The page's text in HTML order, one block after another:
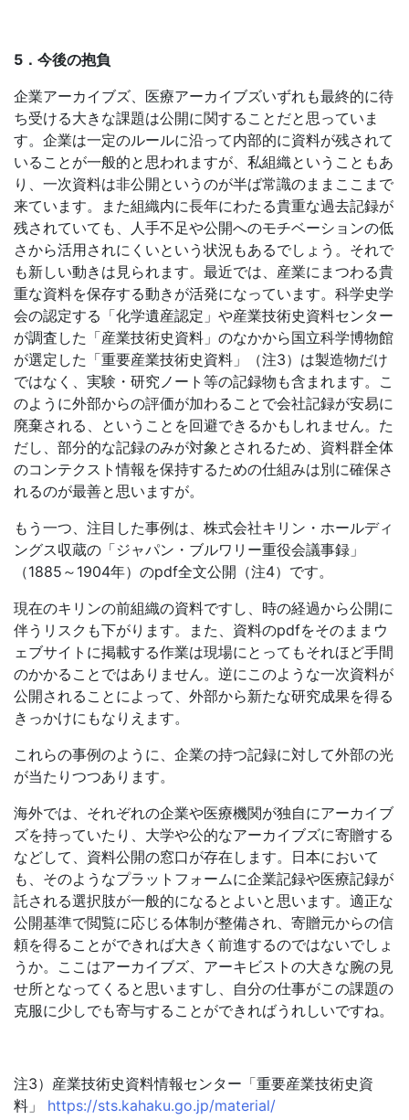
5．今後の抱負
企業アーカイブズ、医療アーカイブズいずれも最終的に待
ち受ける大きな課題は公開に関することだと思っていま
す。企業は一定のルールに沿って内部的に資料が残されて
いることが一般的と思われますが、私組織ということもあ
り、一次資料は非公開というのが半ば常識のままここまで
来ています。また組織内に長年にわたる貴重な過去記録が
残されていても、人手不足や公開へのモチベーションの低
さから活用されにくいという状況もあるでしょう。それで
も新しい動きは見られます。最近では、産業にまつわる貴
重な資料を保存する動きが活発になっています。科学史学
会の認定する「化学遺産認定」や産業技術史資料センター
が調査した「産業技術史資料」のなかから国立科学博物館
が選定した「重要産業技術史資料」（注3）は製造物だけ
ではなく、実験・研究ノート等の記録物も含まれます。こ
のように外部からの評価が加わることで会社記録が安易に
廃棄される、ということを回避できるかもしれません。た
だし、部分的な記録のみが対象とされるため、資料群全体
のコンテクスト情報を保持するための仕組みは別に確保さ
れるのが最善と思いますが。
もう一つ、注目した事例は、株式会社キリン・ホールディ
ングス収蔵の「ジャパン・ブルワリー重役会議事録」
（1885～1904年）のpdf全文公開（注4）です。
現在のキリンの前組織の資料ですし、時の経過から公開に
伴うリスクも下がります。また、資料のpdfをそのままウ
ェブサイトに掲載する作業は現場にとってもそれほど手間
のかかることではありません。逆にこのような一次資料が
公開されることによって、外部から新たな研究成果を得る
きっかけにもなりえます。
これらの事例のように、企業の持つ記録に対して外部の光
が当たりつつあります。
海外では、それぞれの企業や医療機関が独自にアーカイブ
ズを持っていたり、大学や公的なアーカイブズに寄贈する
などして、資料公開の窓口が存在します。日本において
も、そのようなプラットフォームに企業記録や医療記録が
託される選択肢が一般的になるとよいと思います。適正な
公開基準で閲覧に応じる体制が整備され、寄贈元からの信
頼を得ることができれば大きく前進するのではないでしょ
うか。ここはアーカイブズ、アーキビストの大きな腕の見
せ所となってくると思いますし、自分の仕事がこの課題の
克服に少しでも寄与することができればうれしいですね。
注3）産業技術史資料情報センター「重要産業技術史資
料」 https://sts.kahaku.go.jp/material/